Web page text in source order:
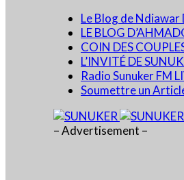
Le Blog de Ndiawar
LE BLOG
COIN DES
L’INVITÉ DE
Radio Sunuker FM
Soumettre un
– Advertisement –